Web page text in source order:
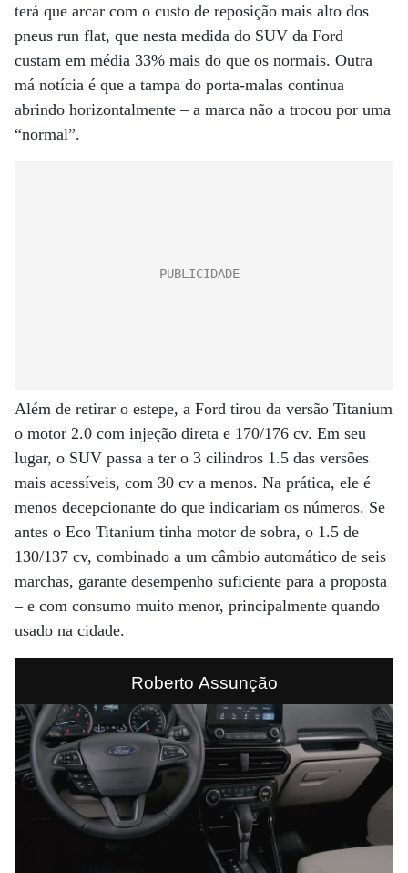
terá que arcar com o custo de reposição mais alto dos
pneus run flat, que nesta medida do SUV da Ford
custam em média 33% mais do que os normais. Outra
má notícia é que a tampa do porta-malas continua
abrindo horizontalmente – a marca não a trocou por uma
“normal”.
Além de retirar o estepe, a Ford tirou da versão Titanium
o motor 2.0 com injeção direta e 170/176 cv. Em seu
lugar, o SUV passa a ter o 3 cilindros 1.5 das versões
mais acessíveis, com 30 cv a menos. Na prática, ele é
menos decepcionante do que indicariam os números. Se
antes o Eco Titanium tinha motor de sobra, o 1.5 de
130/137 cv, combinado a um câmbio automático de seis
marchas, garante desempenho suficiente para a proposta
– e com consumo muito menor, principalmente quando
usado na cidade.
Roberto Assunção